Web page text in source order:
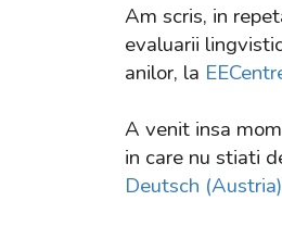
Am scris, in
evaluarii
anilor, la
A venit insa
in care nu stiati
Deutsch (Austria)